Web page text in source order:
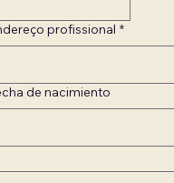
profissional *
de nacimiento